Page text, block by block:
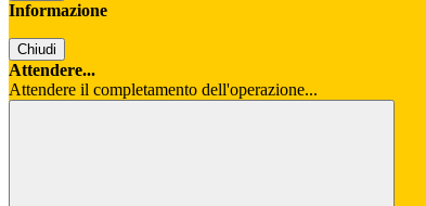
Informazione
Chiudi
Attendere...
Attendere il completamento dell'operazione...